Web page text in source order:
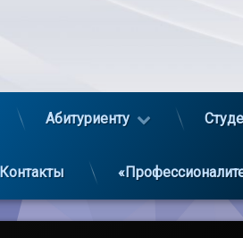
Абитуриенту
Контакты